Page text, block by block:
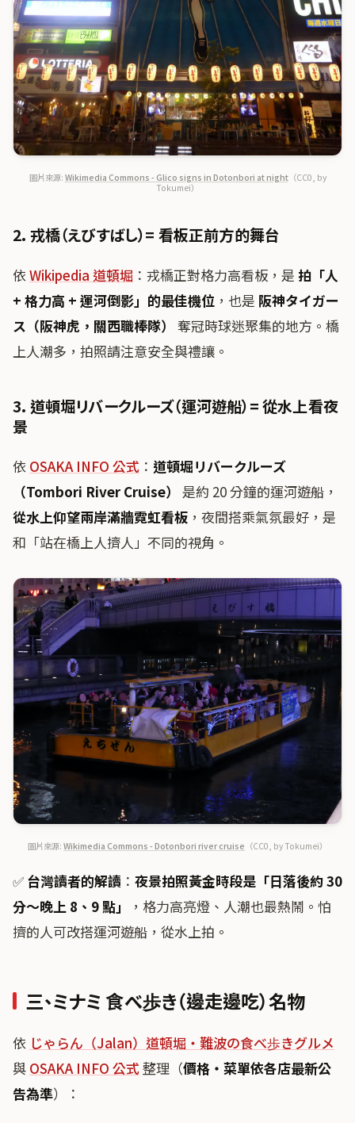
圖片來源: Wikimedia Commons - Glico signs in Dotonbori at night（CC0, by
Tokumei）
2. 戎橋（えびすばし）= 看板正前方的舞台
依 Wikipedia 道頓堀 ：戎橋正對格力高看板，是 拍「人
+ 格力高 + 運河倒影」的最佳機位 ，也是 阪神タイガー
ス（阪神虎，關西職棒隊） 奪冠時球迷聚集的地方。橋
上人潮多，拍照請注意安全與禮讓。
3. 道頓堀リバークルーズ（運河遊船）= 從水上看夜
景
依 OSAKA INFO 公式 ： 道頓堀リバークルーズ
（Tombori River Cruise） 是約 20 分鐘的運河遊船，
從水上仰望兩岸滿牆霓虹看板 ，夜間搭乘氣氛最好，是
和「站在橋上人擠人」不同的視角。
圖片來源: Wikimedia Commons - Dotonbori river cruise （CC0, by Tokumei）
✅ 台灣讀者的解讀 ： 夜景拍照黃金時段是「日落後約 30
分〜晚上 8、9 點」
，格力高亮燈、人潮也最熱鬧。怕
擠的人可改搭運河遊船，從水上拍。
三、ミナミ 食べ歩き（邊走邊吃）名物
依 じゃらん（Jalan）道頓堀・難波の食べ歩きグルメ
與 OSAKA INFO 公式整理（價格・菜單依各店最新公
告為準）：